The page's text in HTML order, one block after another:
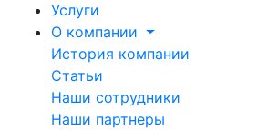
Услуги
О компании
История компании
Статьи
Наши сотрудники
Наши партнеры